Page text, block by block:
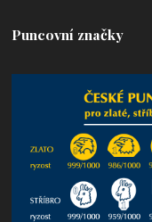
Puncovní značky